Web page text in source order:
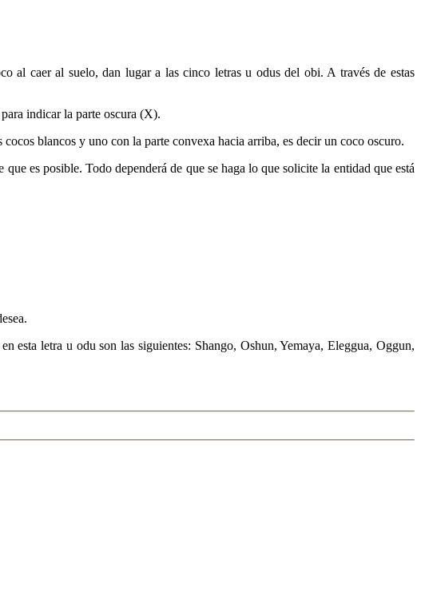
al caer al suelo, dan lugar a las cinco letras u odus del obi. A través de estas
indicar la parte oscura (X).
blancos y uno con la parte convexa hacia arriba, es decir un coco oscuro.
es posible. Todo dependerá de que se haga lo que solicite la entidad que está
esta letra u odu son las siguientes: Shango, Oshun, Yemaya, Eleggua, Oggun,